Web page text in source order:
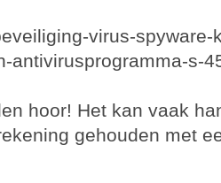
virus-spyware-
antivirusprogramma-s-
hoor! Het kan vaak
gehouden met